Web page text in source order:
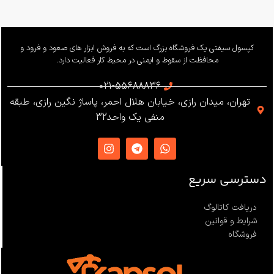
وزن 655 گرم
استاندارد
EN12841 ،EN341 ،ANSI Z359
،NFPA1983
ساخت
کپسول سیفتی یک فروشگاه بزرگ است که به فروش ابزار های صعود و فرود و
محافظت از سقوط و ایمنی در محیط کار فعالیت دارد.
021-55688836
تهران، میدان رازی، خیابان هلال احمر، پاساژ نگین رازی، طبقه
منفی یک واحد32
دسترسی سریع
دریافت کاتالوگ
شرایط و قوانین
فروشگاه